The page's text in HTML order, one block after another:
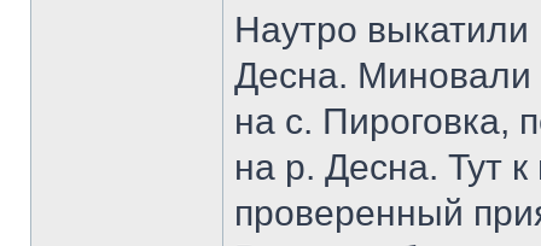
Наутро
Десна. Миновали
на с. Пироговка,
на р. Десна. Тут
проверенный